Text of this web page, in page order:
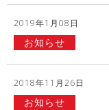
2019年1月08日
お知らせ
2018年11月26日
お知らせ